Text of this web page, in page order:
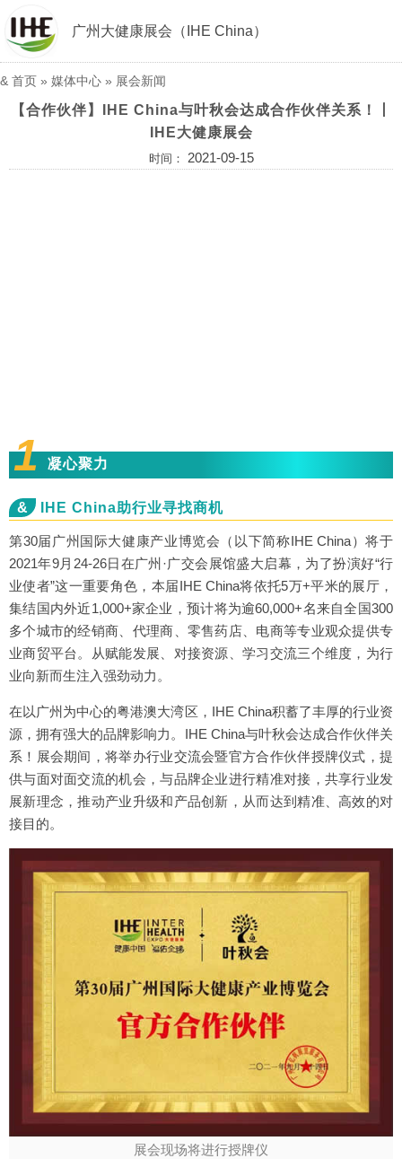
广州大健康展会（IHE China）
& 首页 » 媒体中心 » 展会新闻
【合作伙伴】IHE China与叶秋会达成合作伙伴关系！丨
IHE大健康展会
时间： 2021-09-15
1 凝心聚力
& IHE China助行业寻找商机
第30届广州国际大健康产业博览会（以下简称IHE China）将于
2021年9月24-26日在广州·广交会展馆盛大启幕，为了扮演好“行
业使者”这一重要角色，本届IHE China将依托5万+平米的展厅，
集结国内外近1,000+家企业，预计将为逾60,000+名来自全国300
多个城市的经销商、代理商、零售药店、电商等专业观众提供专
业商贸平台。从赋能发展、对接资源、学习交流三个维度，为行
业向新而生注入强劲动力。
在以广州为中心的粤港澳大湾区，IHE China积蓄了丰厚的行业资
源，拥有强大的品牌影响力。IHE China与叶秋会达成合作伙伴关
系！展会期间，将举办行业交流会暨官方合作伙伴授牌仪式，提
供与面对面交流的机会，与品牌企业进行精准对接，共享行业发
展新理念，推动产业升级和产品创新，从而达到精准、高效的对
接目的。
展会现场将进行授牌仪